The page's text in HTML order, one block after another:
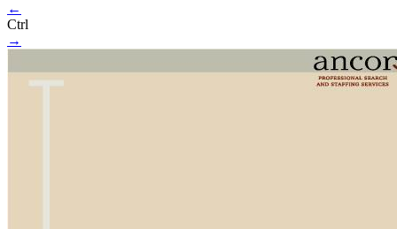
←
Ctrl
→